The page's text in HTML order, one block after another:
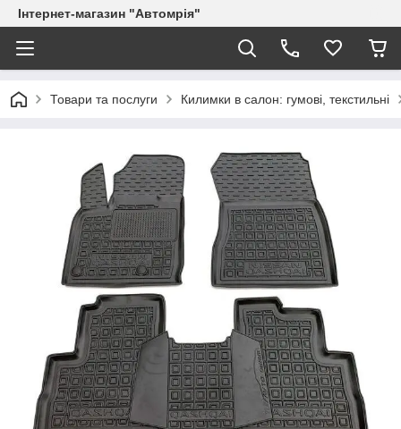
Інтернет-магазин "Автомрія"
Товари та послуги Килимки в салон: гумові, текстильні